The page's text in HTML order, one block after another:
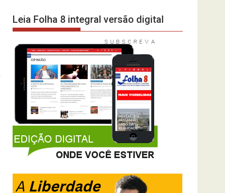
Leia Folha 8 integral versão digital